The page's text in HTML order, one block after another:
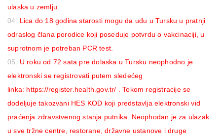
ulaska u zemlju.
Lica do 18 godina starosti mogu da uđu u Tursku u pratnji
odraslog člana porodice koji poseduje potvrdu o vakcinaciji, u
suprotnom je potreban PCR test.
U roku od 72 sata pre dolaska u Tursku neophodno je
elektronski se registrovati putem sledećeg
linka: https://register.health.gov.tr/ . Tokom registracije se
dodeljuje takozvani HES KOD koji predstavlja elektronski vid
praćenja zdravstvenog stanja putnika. Neophodan je za ulazak
u sve tržne centre, restorane, državne ustanove i druge